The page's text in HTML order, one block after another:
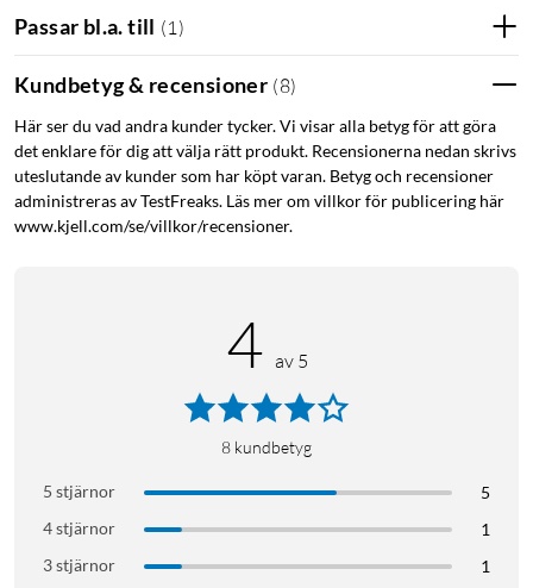
Passar bl.a. till (1 )
Kundbetyg & recensioner (8)
Här ser du vad andra kunder tycker. Vi visar alla betyg för att göra
det enklare för dig att välja rätt produkt. Recensionerna nedan skrivs
uteslutande av kunder som har köpt varan. Betyg och recensioner
administreras av TestFreaks. Läs mer om villkor för publicering här
www.kjell.com/se/villkor/recensioner.
4 av 5
8 kundbetyg
5 stjärnor
5
4 stjärnor
1
3 stjärnor
1